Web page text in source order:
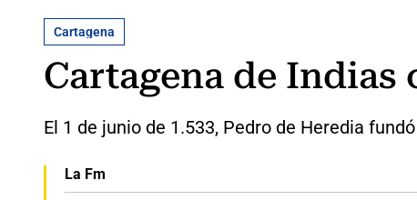
Cartagena
Cartagena de Indias
El 1 de junio de 1.533, Pedro de Heredia
La Fm